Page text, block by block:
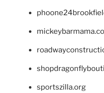
sportszilla.org